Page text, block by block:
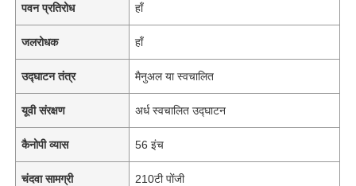
पवन प्रतिरोध हाँ
जलरोधक हाँ
उद्घाटन तंत्र मैनुअल या स्वचालित
यूवी संरक्षण अर्ध स्वचालित उद्घाटन
कैनोपी व्यास 56 इंच
चंदवा सामग्री 210टी पोंजी